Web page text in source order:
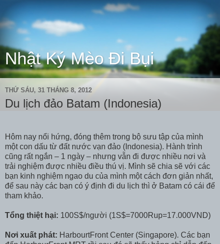
Nhật Ký Mèo Đi Bụi
THỨ SÁU, 31 THÁNG 8, 2012
Du lịch đảo Batam (Indonesia)
Hôm nay nổi hứng, đóng thêm trong bộ sưu tập của mình
một con dấu từ đất nước vạn đảo (Indonesia). Hành trình
cũng rất ngắn – 1 ngày – nhưng vẫn đi được nhiều nơi và
trải nghiệm được nhiều điều thú vị. Mình sẽ chia sẽ với các
bạn kinh nghiệm ngao du của mình một cách đơn giản nhất,
để sau này các bạn có ý định đi du lịch thì ở Batam có cái để
tham khảo.
Tổng thiệt hại: 100S$/người (1S$=7000Rup=17.000VND)
Nơi xuất phát: HarbourtFront Center (Singapore). Các bạn